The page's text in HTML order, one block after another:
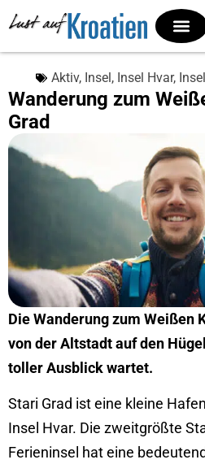
Aktiv, Insel, Insel Hvar,
Wanderung zum
Grad
Die Wanderung zum Weißen
von der Altstadt auf den
toller Ausblick wartet.
Stari Grad ist eine kleine
Insel Hvar. Die zweitgrößte
Ferieninsel hat eine